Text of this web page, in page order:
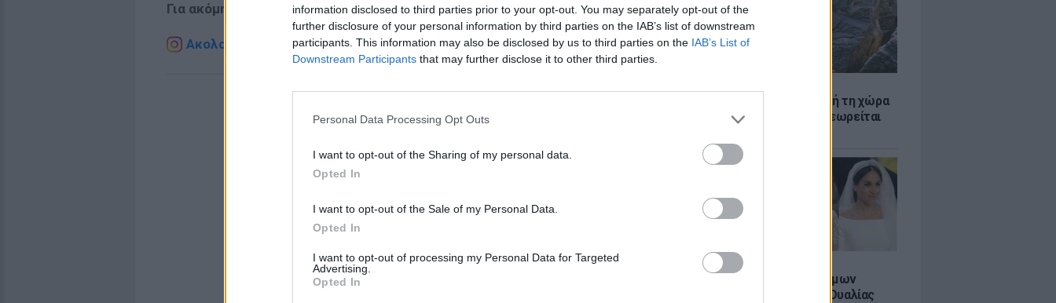
information disclosed to third parties prior to your opt-out. You may separately opt-out of the
further disclosure of your personal information by third parties on the IAB’s list of downstream
participants. This information may also be disclosed by us to third parties on the IAB’s List of
Downstream Participants that may further disclose it to other third parties.
Personal Data Processing Opt Outs
I want to opt-out of the Sharing of my personal data.
Opted In
I want to opt-out of the Sale of my Personal Data.
Opted In
I want to opt-out of processing my Personal Data for Targeted
Advertising.
Opted In
Η παράξενη ελευθερία: Σε αυτή τη χώρα
της Ευρώπης, το γuμνό δεν θεωρείται
ΘΕΜΑΤΑ
Το μυστικό των βασιλικών γάμων
κρύβεται σε ένα ορυχείο της Ουαλίας
Για ακόμη περισσότερανέα, μπείτε στηνροή ειδήσεωντου E-Daily.gr
Ακολουθήστε το E-Radio.gr και στο Instagram